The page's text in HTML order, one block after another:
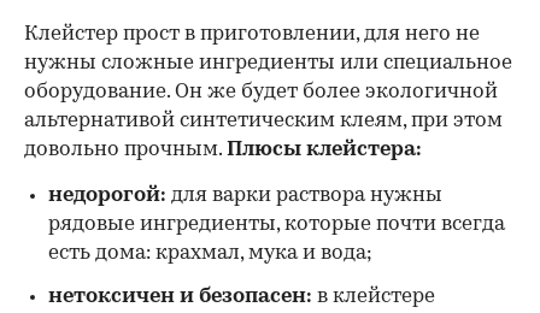
Клейстер прост в приготовлении, для него не
нужны сложные ингредиенты или специальное
оборудование. Он же будет более экологичной
альтернативой синтетическим клеям, при этом
довольно прочным. Плюсы клейстера:
недорогой: для варки раствора нужны
рядовые ингредиенты, которые почти всегда
есть дома: крахмал, мука и вода;
нетоксичен и безопасен: в клейстере